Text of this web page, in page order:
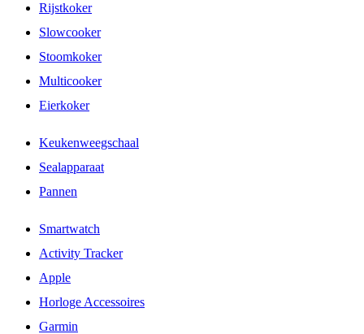
Rijstkoker
Slowcooker
Stoomkoker
Multicooker
Eierkoker
Keukenweegschaal
Sealapparaat
Pannen
Smartwatch
Activity Tracker
Apple
Horloge Accessoires
Garmin